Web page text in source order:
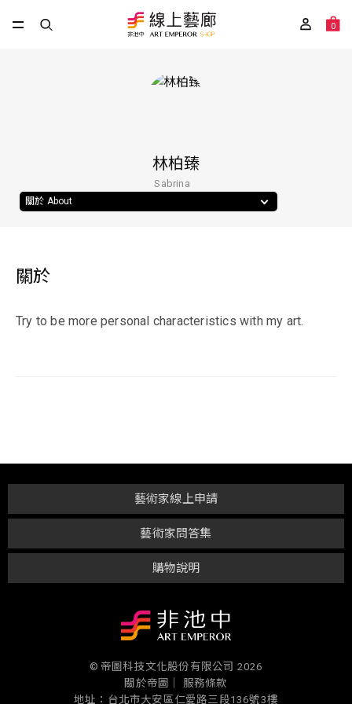
0
林柏臻
Sabrina
關於 About
關於
Try to be more personal characteristics with my art.
購物說明
藝術家問答集
藝術家線上申請
© 帝圖科技文化股份有限公司 2026
關於帝圖｜
服務條款
地址：台北市大安區仁愛路三段136號3樓